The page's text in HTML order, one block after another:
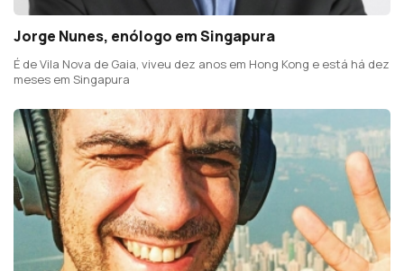
Jorge Nunes, enólogo em Singapura
É de Vila Nova de Gaia, viveu dez anos em Hong Kong e está há dez
meses em Singapura